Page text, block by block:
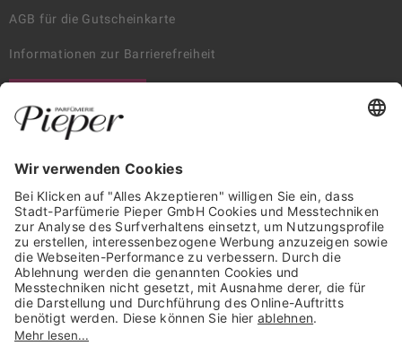
AGB für die Gutscheinkarte
Informationen zur Barrierefreiheit
Trusted Shops Mitglied seit 2010